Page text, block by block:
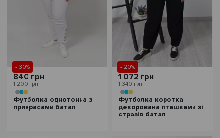
- 30%
840 грн
1 200 грн
Футболка однотонна з
прикрасами батал
- 20%
1 072 грн
1 340 грн
Футболка коротка
декорована пташками зі
стразів батал